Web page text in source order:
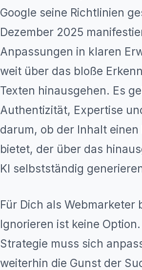
Google seine Richtlinien
Dezember 2025
Anpassungen in klaren
weit über das bloße
Texten hinausgehen. Es
Authentizität, Expertise
darum, ob der Inhalt
bietet, der über das
KI selbstständig
Für Dich als Webmarketer
Ignorieren ist keine
Strategie muss sich
weiterhin die Gunst der